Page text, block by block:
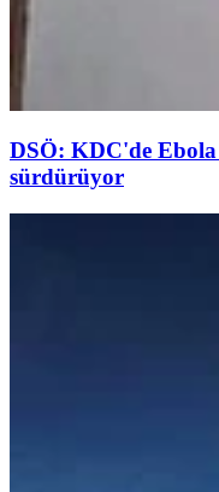
DSÖ: KDC'de
sürdürüyor